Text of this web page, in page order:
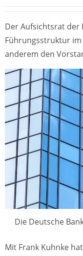
Der Aufsichtsrat der
Führungsstruktur
anderem den
Die Deutsche
Mit Frank Kuhnke